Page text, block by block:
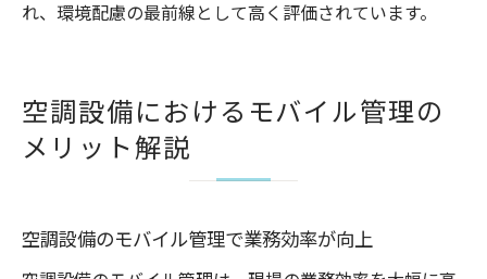
れ、環境配慮の最前線として高く評価されています。
空調設備におけるモバイル管理の
メリット解説
空調設備のモバイル管理で業務効率が向上